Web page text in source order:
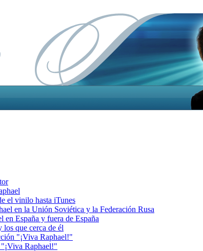
el vinilo hasta iTunes
en la Unión Soviética y la Federación Rusa
España y fuera de España
que cerca de él
"¡Viva Raphael!"
Raphael!"